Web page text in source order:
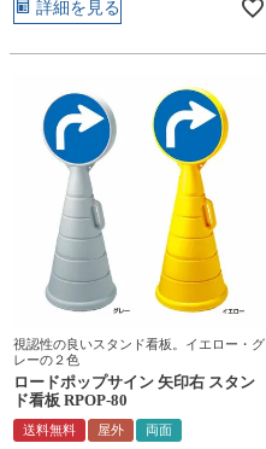
詳細を見る
視認性の良いスタンド看板。イエロー・グ
レーの２色
ロードポップサイン 矢印右 スタン
ド看板 RPOP-80
送料無料 屋外 両面